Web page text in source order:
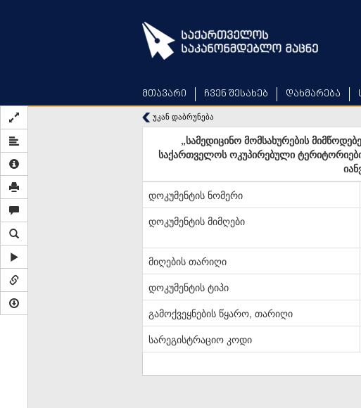
მთავარი ჩვენ შესახებ დახმარება
უკან დაბრუნება
„სამედიცინო მომსახურების
საქართველოს ოკუპირებული
დოკუმენტის ნომერი
დოკუმენტის მიმღები
მიღების თარიღი
დოკუმენტის ტიპი
გამოქვეყნების წყარო, თარიღი
სარეგისტრაციო კოდი